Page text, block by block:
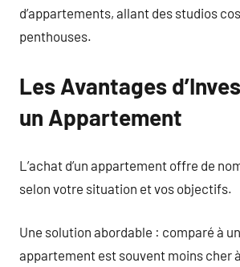
d’appartements, allant des studios
penthouses.
Les Avantages
un Appartement
L’achat d’un appartement offre de
selon votre situation et vos objectifs.
Une solution abordable : comparé à
appartement est souvent moins cher